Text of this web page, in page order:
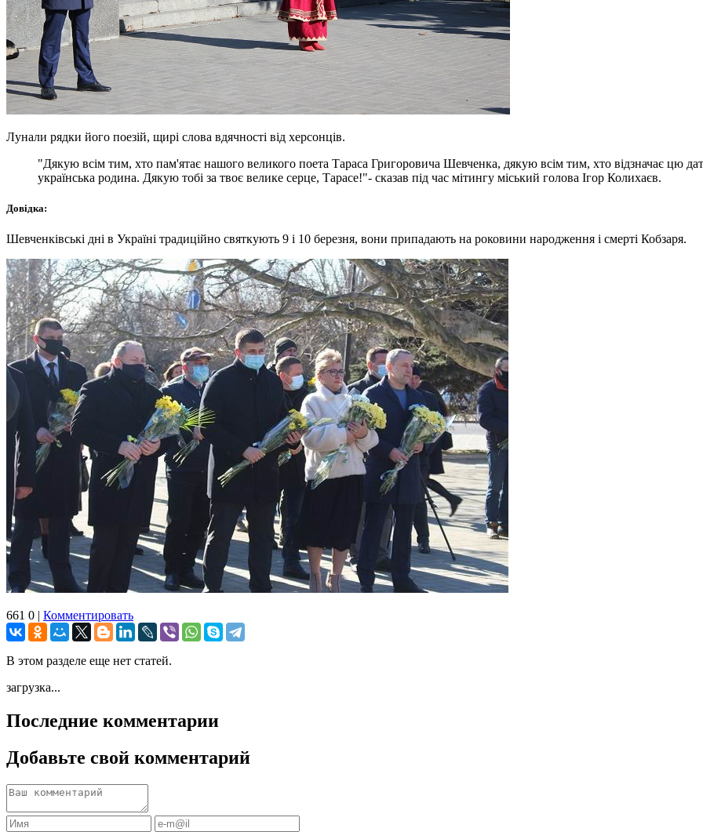
Лунали рядки його поезій, щирі слова вдячності від херсонців.
"Дякую всім тим, хто пам'ятає нашого великого поета Тараса Григоровича Шевченка, дякую всім тим, хто відзначає цю
українська родина. Дякую тобі за твоє велике серце, Тарасе!"- сказав під час мітингу міський голова Ігор Колихаєв.
Довідка:
Шевченківські дні в Україні традиційно святкують 9 і 10 березня, вони припадають на роковини народження і смерті Кобзаря.
661 0 | Комментировать
В этом разделе еще нет статей.
загрузка...
Последние комментарии
Добавьте свой комментарий